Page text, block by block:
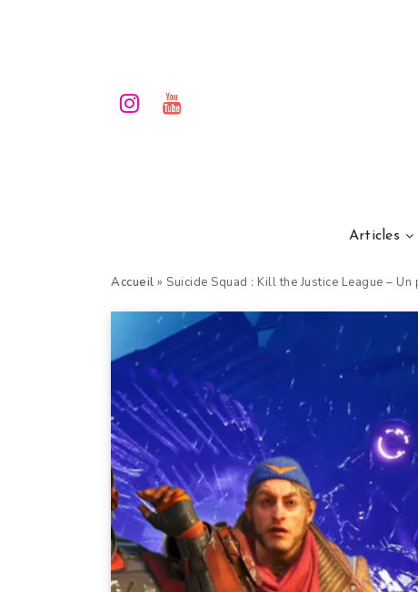
Articles
Accueil » Suicide Squad : Kill the Justice League –